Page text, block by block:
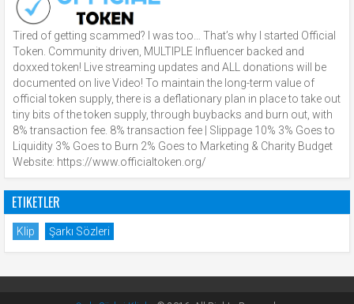
Tired of getting scammed? I was too… That’s why I started Official
Token. Community driven, MULTIPLE Influencer backed and
doxxed token! Live streaming updates and ALL donations will be
documented on live Video! To maintain the long-term value of
official token supply, there is a deflationary plan in place to take out
tiny bits of the token supply, through buybacks and burn out, with
8% transaction fee. 8% transaction fee | Slippage 10% 3% Goes to
Liquidity 3% Goes to Burn 2% Goes to Marketing & Charity Budget
Website: https://www.officialtoken.org/
ETIKETLER
Klip Şarkı Sözleri